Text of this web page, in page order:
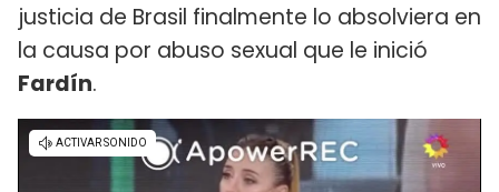
justicia de Brasil finalmente lo absolviera en
la causa por abuso sexual que le inició
Fardín.